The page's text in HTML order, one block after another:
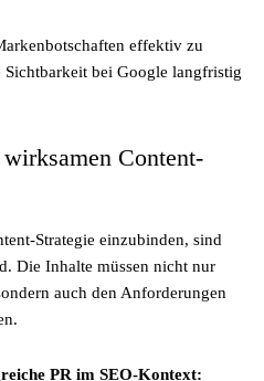
effektiv zu
bei Google langfristig
Content-
Strategie einzubinden, sind
Die Inhalte müssen nicht nur
auch den Anforderungen
PR im SEO-Kontext: